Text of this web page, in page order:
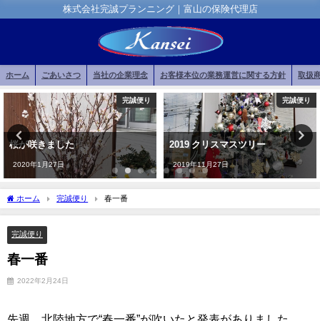
株式会社完誠プランニング｜富山の保険代理店
ホーム ごあいさつ 当社の企業理念 お客様本位の業務運営に関する方針 取扱
完誠便り
桜が咲きました
2020年1月27日
完誠便り
2019 クリスマスツリー
2019年11月27日
ホーム 完誠便り 春一番
完誠便り
春一番
2022年2月24日
先週、北陸地方で“春一番”が吹いたと発表がありました。